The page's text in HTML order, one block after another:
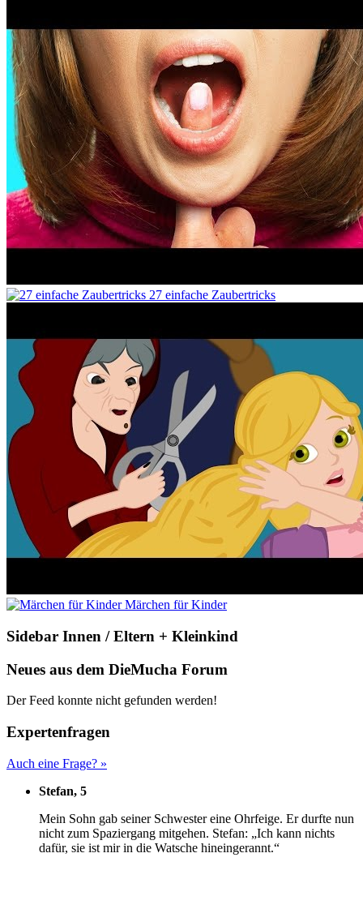
27 einfache Zaubertricks
Märchen für Kinder
Sidebar Innen / Eltern + Kleinkind
Neues aus dem DieMucha Forum
Der Feed konnte nicht gefunden werden!
Expertenfragen
Auch eine Frage? »
Stefan, 5
Mein Sohn gab seiner Schwester eine Ohrfeige. Er durfte nun
nicht zum Spaziergang mitgehen. Stefan: „Ich kann nichts
dafür, sie ist mir in die Watsche hineingerannt.“